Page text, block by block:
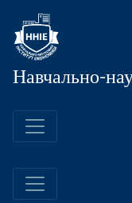
content
Навчально-